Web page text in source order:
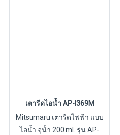
เตารีดไอน้ำ AP-I369M
Mitsumaru เตารีดไฟฟ้า แบบ
ไอน้ำ จุน้ำ 200 ml. รุ่น AP-